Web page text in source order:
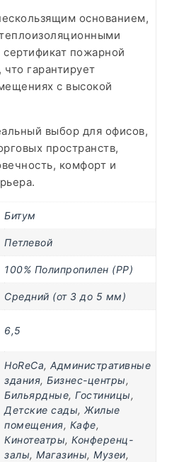
основанием,
пожарной
гарантирует
с высокой
выбор для офисов,
пространств,
комфорт и
Битум
Петлевой
100% Полипропилен (PP)
Средний (от 3 до 5 мм)
6,5
HoReCa, Административные
здания, Бизнес-центры,
Бильярдные, Гостиницы,
Детские сады, Жилые
помещения, Кафе,
Кинотеатры, Конференц-
залы, Магазины, Музеи,